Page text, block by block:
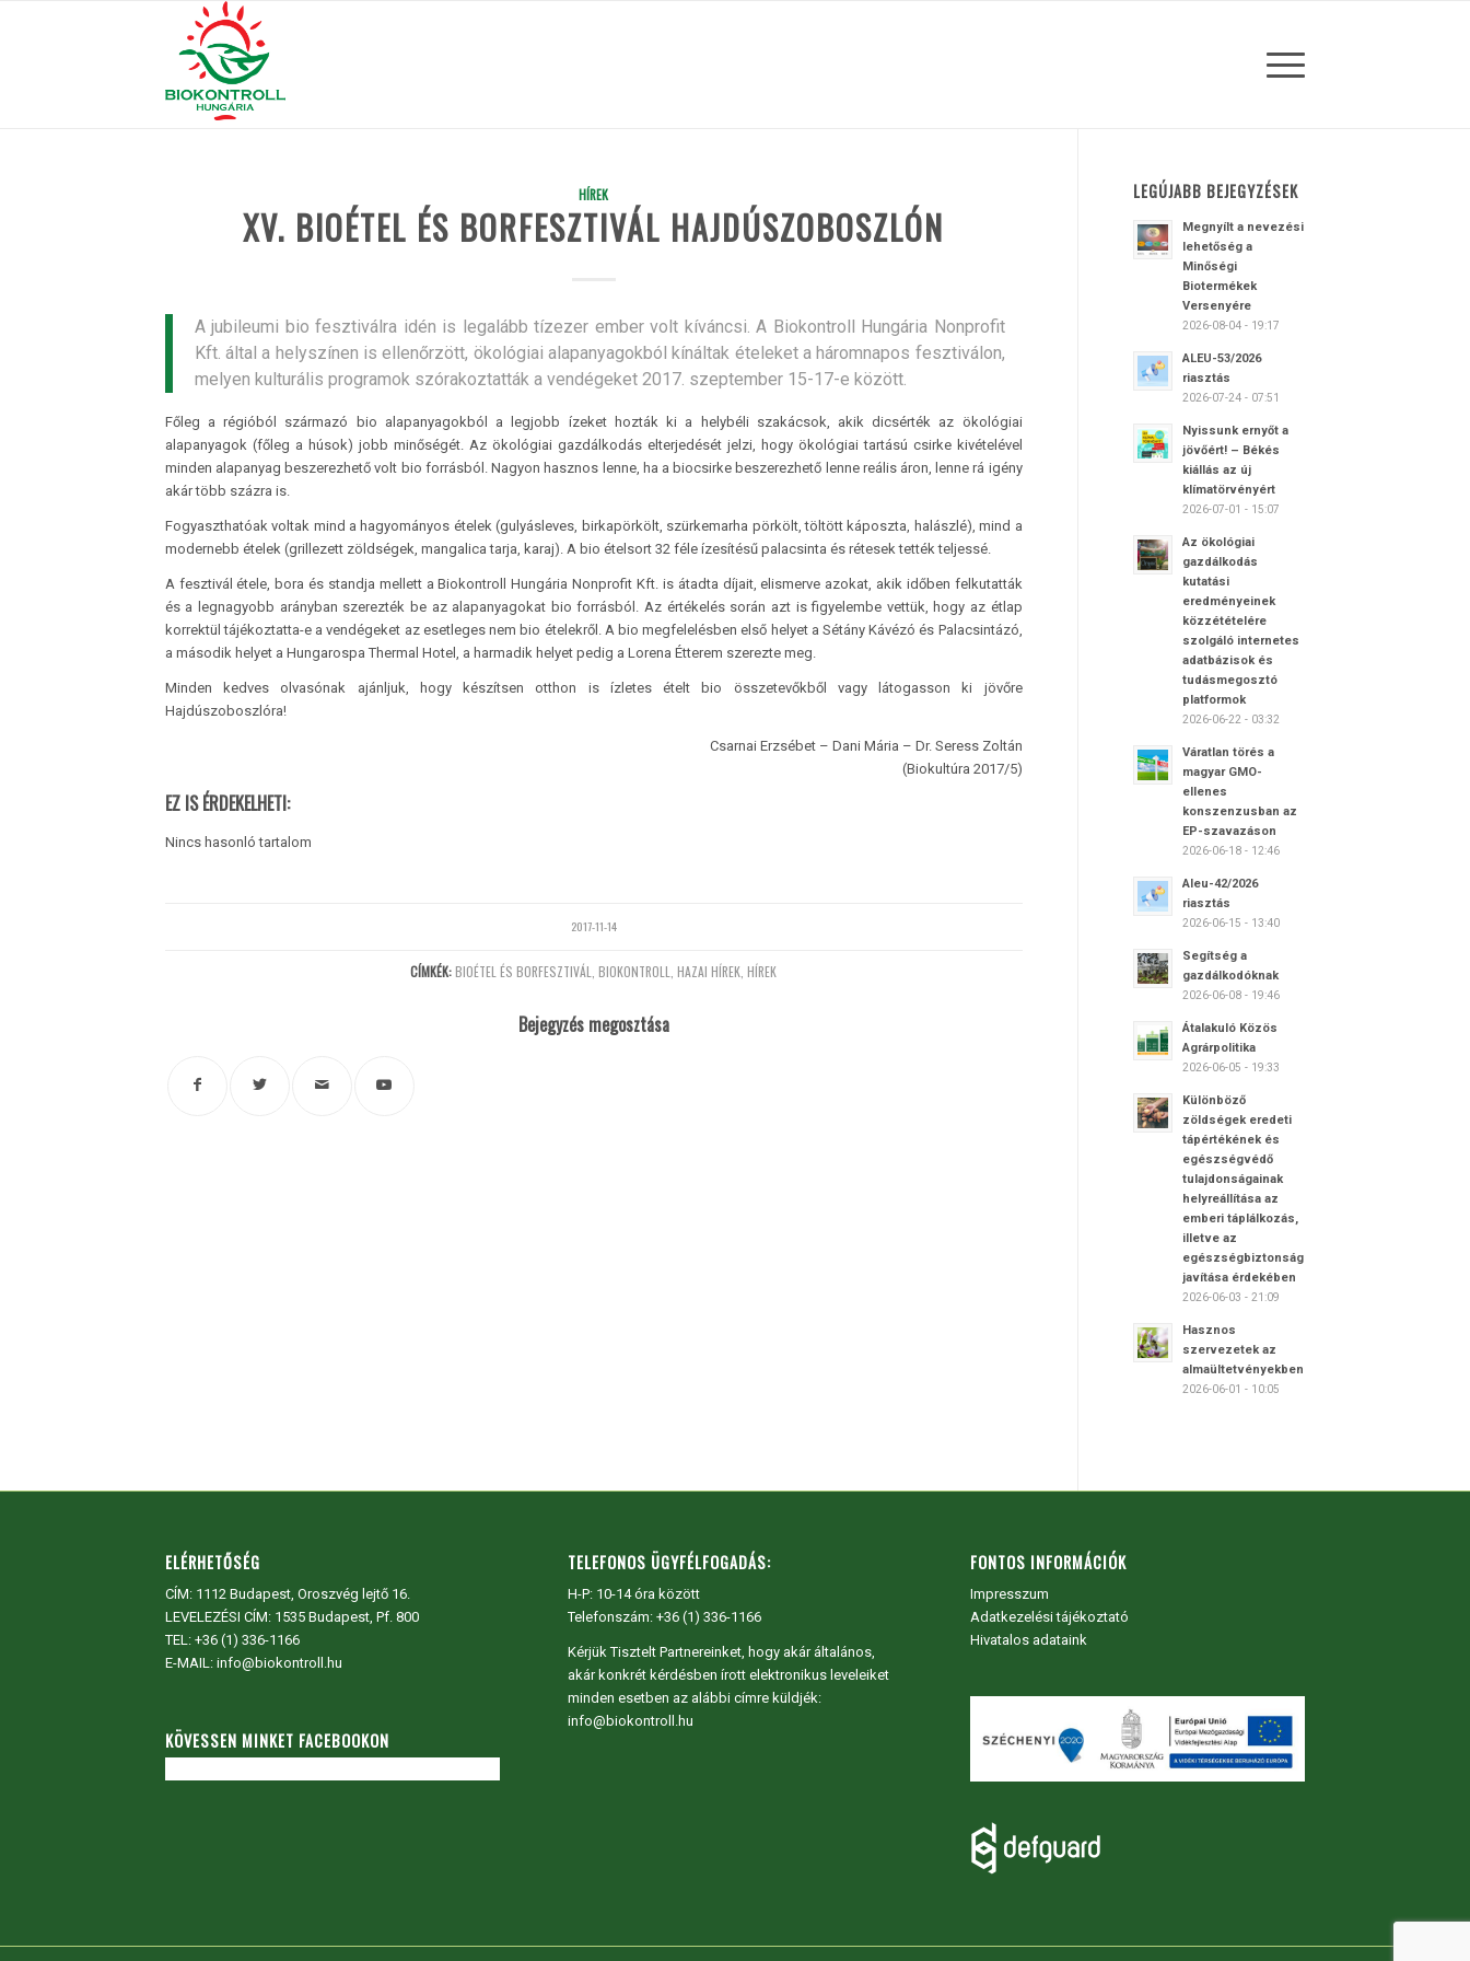
HÍREK
XV. BIOÉTEL ÉS BORFESZTIVÁL HAJDÚSZOBOSZLÓN
A jubileumi bio fesztiválra idén is legalább tízezer ember volt kíváncsi. A Biokontroll Hungária Nonprofit
Kft. által a helyszínen is ellenőrzött, ökológiai alapanyagokból kínáltak ételeket a háromnapos fesztiválon,
melyen kulturális programok szórakoztatták a vendégeket 2017. szeptember 15-17-e között.
Főleg a régióból származó bio alapanyagokból a legjobb ízeket hozták ki a helybéli szakácsok, akik dicsérték az ökológiai
alapanyagok (főleg a húsok) jobb minőségét. Az ökológiai gazdálkodás elterjedését jelzi, hogy ökológiai tartású csirke kivételével
minden alapanyag beszerezhető volt bio forrásból. Nagyon hasznos lenne, ha a biocsirke beszerezhető lenne reális áron, lenne rá igény
akár több százra is.
Fogyaszthatóak voltak mind a hagyományos ételek (gulyásleves, birkapörkölt, szürkemarha pörkölt, töltött káposzta, halászlé), mind a
modernebb ételek (grillezett zöldségek, mangalica tarja, karaj). A bio ételsort 32 féle ízesítésű palacsinta és rétesek tették teljessé.
A fesztivál étele, bora és standja mellett a Biokontroll Hungária Nonprofit Kft. is átadta díjait, elismerve azokat, akik időben felkutatták
és a legnagyobb arányban szerezték be az alapanyagokat bio forrásból. Az értékelés során azt is figyelembe vettük, hogy az étlap
korrektül tájékoztatta-e a vendégeket az esetleges nem bio ételekről. A bio megfelelésben első helyet a Sétány Kávézó és Palacsintázó,
a második helyet a Hungarospa Thermal Hotel, a harmadik helyet pedig a Lorena Étterem szerezte meg.
Minden kedves olvasónak ajánljuk, hogy készítsen otthon is ízletes ételt bio összetevőkből vagy látogasson ki jövőre
Hajdúszoboszlóra!
Csarnai Erzsébet – Dani Mária – Dr. Seress Zoltán
(Biokultúra 2017/5)
EZ IS ÉRDEKELHETI:
Nincs hasonló tartalom
2017-11-14
CÍMKÉK: BIOÉTEL ÉS BORFESZTIVÁL BIOKONTROLL HAZAI HÍREK HÍREK
Bejegyzés megosztása
LEGÚJABB BEJEGYZÉSEK
Megnyílt a nevezési
lehetőség a
Minőségi
Biotermékek
Versenyére
2026-08-04 - 19:17
ALEU-53/2026
riasztás
2026-07-24 - 07:51
Nyissunk ernyőt a
jövőért! – Békés
kiállás az új
klímatörvényért
2026-07-01 - 15:07
Az ökológiai
gazdálkodás
kutatási
eredményeinek
közzétételére
szolgáló internetes
adatbázisok és
tudásmegosztó
platformok
2026-06-22 - 03:32
Váratlan törés a
magyar GMO-
ellenes
konszenzusban az
EP-szavazáson
2026-06-18 - 12:46
Aleu-42/2026
riasztás
2026-06-15 - 13:40
Segítség a
gazdálkodóknak
2026-06-08 - 19:46
Átalakuló Közös
Agrárpolitika
2026-06-05 - 19:33
Különböző
zöldségek eredeti
tápértékének és
egészségvédő
tulajdonságainak
helyreállítása az
emberi táplálkozás,
illetve az
egészségbiztonság
javítása érdekében
2026-06-03 - 21:09
Hasznos
szervezetek az
almaültetvényekben
2026-06-01 - 10:05
ELÉRHETŐSÉG
CÍM: 1112 Budapest, Oroszvég lejtő 16.
LEVELEZÉSI CÍM: 1535 Budapest, Pf. 800
TEL: +36 (1) 336-1166
E-MAIL: info@biokontroll.hu
KÖVESSEN MINKET FACEBOOKON
TELEFONOS ÜGYFÉLFOGADÁS:
H-P: 10-14 óra között
Telefonszám: +36 (1) 336-1166
Kérjük Tisztelt Partnereinket, hogy akár általános,
akár konkrét kérdésben írott elektronikus leveleiket
minden esetben az alábbi címre küldjék:
info@biokontroll.hu
FONTOS INFORMÁCIÓK
Impresszum
Adatkezelési tájékoztató
Hivatalos adataink